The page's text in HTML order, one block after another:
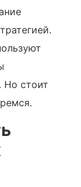
Но стоит